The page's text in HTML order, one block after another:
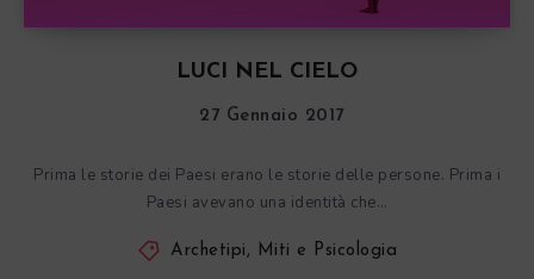
LUCI NEL CIELO
27 Gennaio 2017
Prima le storie dei Paesi erano le storie delle persone. Prima i
Paesi avevano una identità che…
Archetipi, Miti e Psicologia